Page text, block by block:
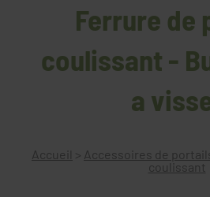
Ferrure de
coulissant -
a
Accueil > Accessoires de
coulissant